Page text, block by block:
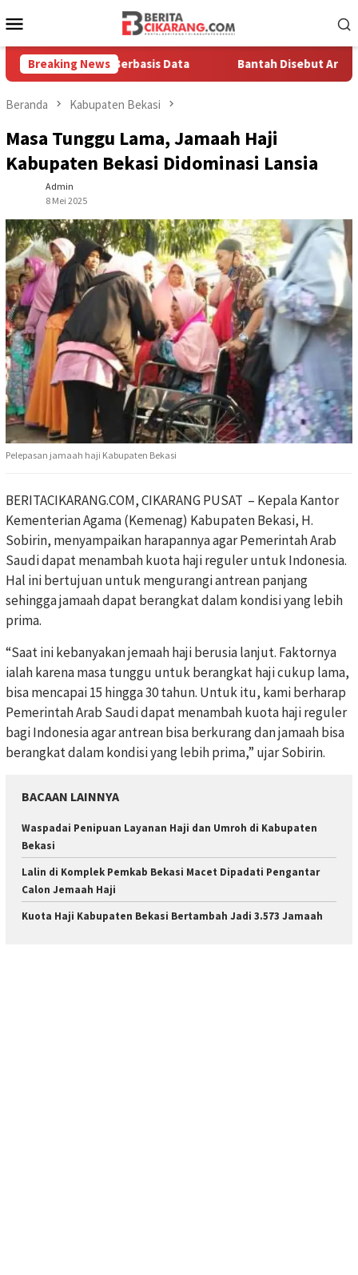
ke
Mobile
Breaking News
Solusi Berbasis Data Bantah Disebut Arogan, Kuasa
Beranda Kabupaten Bekasi
Masa Tunggu Lama, Jamaah Haji
Kabupaten Bekasi Didominasi Lansia
Admin
8 Mei 2025
Pelepasan jamaah haji Kabupaten Bekasi
BERITACIKARANG.COM, CIKARANG PUSAT – Kepala Kantor
Kementerian Agama (Kemenag) Kabupaten Bekasi, H.
Sobirin, menyampaikan harapannya agar Pemerintah Arab
Saudi dapat menambah kuota haji reguler untuk Indonesia.
Hal ini bertujuan untuk mengurangi antrean panjang
sehingga jamaah dapat berangkat dalam kondisi yang lebih
prima.
“Saat ini kebanyakan jemaah haji berusia lanjut. Faktornya
ialah karena masa tunggu untuk berangkat haji cukup lama,
bisa mencapai 15 hingga 30 tahun. Untuk itu, kami berharap
Pemerintah Arab Saudi dapat menambah kuota haji reguler
bagi Indonesia agar antrean bisa berkurang dan jamaah bisa
berangkat dalam kondisi yang lebih prima,” ujar Sobirin.
BACAAN LAINNYA
Waspadai Penipuan Layanan Haji dan Umroh di Kabupaten
Bekasi
Lalin di Komplek Pemkab Bekasi Macet Dipadati Pengantar
Calon Jemaah Haji
Kuota Haji Kabupaten Bekasi Bertambah Jadi 3.573 Jamaah